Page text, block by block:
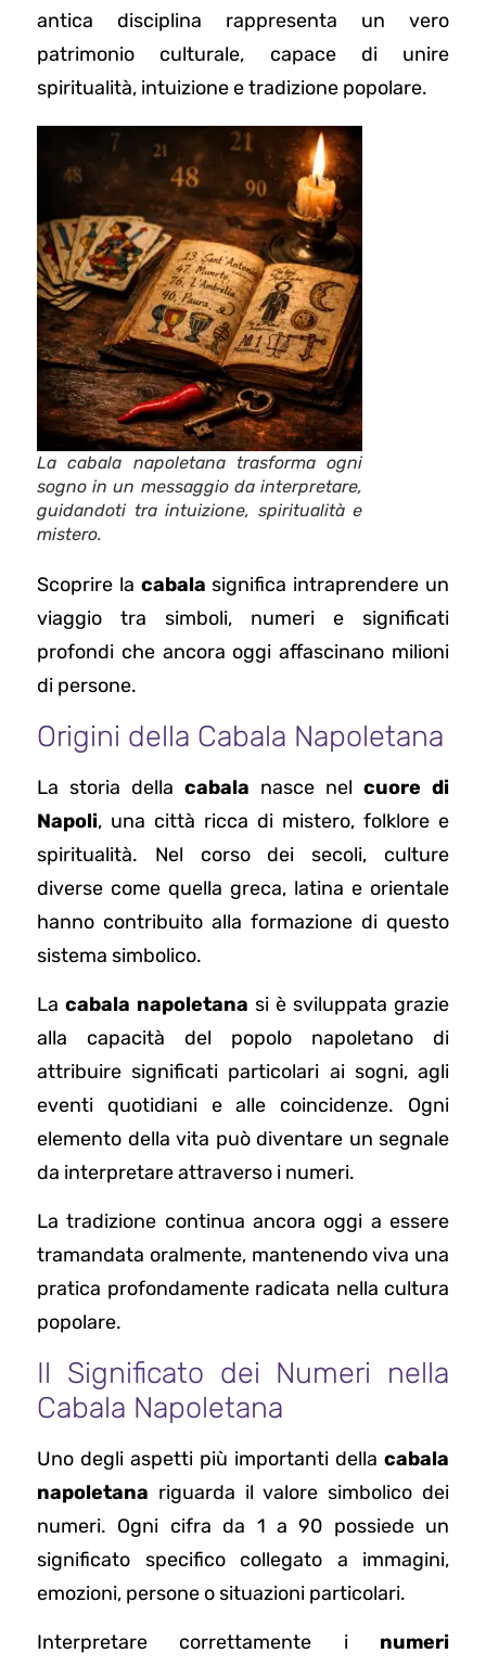
antica disciplina rappresenta un vero
patrimonio culturale, capace di unire
spiritualità, intuizione e tradizione popolare.
La cabala napoletana trasforma ogni
sogno in un messaggio da interpretare,
guidandoti tra intuizione, spiritualità e
mistero.
Scoprire la cabala significa intraprendere un
viaggio tra simboli, numeri e significati
profondi che ancora oggi affascinano milioni
di persone.
Origini della Cabala Napoletana
La storia della cabala nasce nel cuore di
Napoli, una città ricca di mistero, folklore e
spiritualità. Nel corso dei secoli, culture
diverse come quella greca, latina e orientale
hanno contribuito alla formazione di questo
sistema simbolico.
La cabala napoletana si è sviluppata grazie
alla capacità del popolo napoletano di
attribuire significati particolari ai sogni, agli
eventi quotidiani e alle coincidenze. Ogni
elemento della vita può diventare un segnale
da interpretare attraverso i numeri.
La tradizione continua ancora oggi a essere
tramandata oralmente, mantenendo viva una
pratica profondamente radicata nella cultura
popolare.
Il Significato dei Numeri nella
Cabala Napoletana
Uno degli aspetti più importanti della cabala
napoletana riguarda il valore simbolico dei
numeri. Ogni cifra da 1 a 90 possiede un
significato specifico collegato a immagini,
emozioni, persone o situazioni particolari.
Interpretare correttamente i numeri